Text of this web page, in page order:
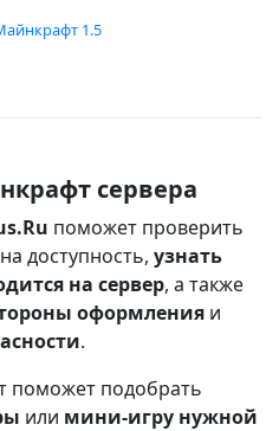
1.5
сервера
поможет проверить
доступность, узнать
на сервер, а также
оформления и
.
поможет подобрать
или мини-игру нужной